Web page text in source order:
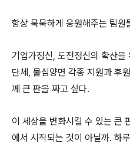
항상 묵묵하게 응원해주는 팀원
기업가정신, 도전정신의 확산
단체, 물심양면 각종 지원과 후
께 큰 판을 짜고 싶다.
이 세상을 변화시킬 수 있는 큰
에서 시작되는 것이 아닐까. 하